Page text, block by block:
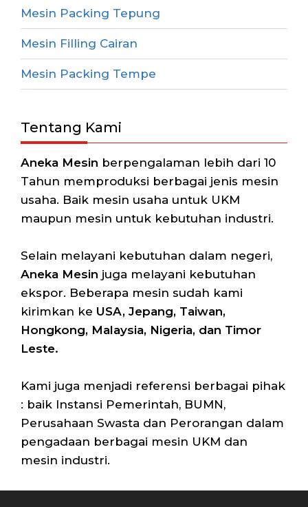
Mesin Packing Tepung
Mesin Filling Cairan
Mesin Packing Tempe
Tentang Kami
Aneka Mesin berpengalaman lebih dari 10
Tahun memproduksi berbagai jenis mesin
usaha. Baik mesin usaha untuk UKM
maupun mesin untuk kebutuhan industri.
Selain melayani kebutuhan dalam negeri,
Aneka Mesin juga melayani kebutuhan
ekspor. Beberapa mesin sudah kami
kirimkan ke USA, Jepang, Taiwan,
Hongkong, Malaysia, Nigeria, dan Timor
Leste.
Kami juga menjadi referensi berbagai pihak
: baik Instansi Pemerintah, BUMN,
Perusahaan Swasta dan Perorangan dalam
pengadaan berbagai mesin UKM dan
mesin industri.